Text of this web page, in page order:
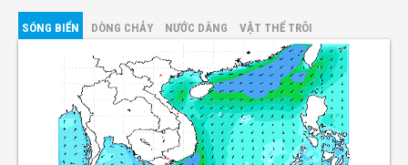
SÓNG BIỂN DÒNG CHẢY NƯỚC DÂNG VẬT THỂ TRÔI